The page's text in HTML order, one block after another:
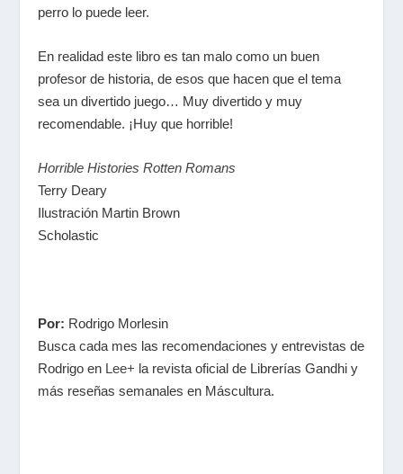
perro lo puede leer.
En realidad este libro es tan malo como un buen
profesor de historia, de esos que hacen que el tema
sea un divertido juego… Muy divertido y muy
recomendable. ¡Huy que horrible!
Horrible Histories Rotten Romans
Terry Deary
Ilustración Martin Brown
Scholastic
Por: Rodrigo Morlesin
Busca cada mes las recomendaciones y entrevistas de
Rodrigo en Lee+ la revista oficial de Librerías Gandhi y
más reseñas semanales en Máscultura.